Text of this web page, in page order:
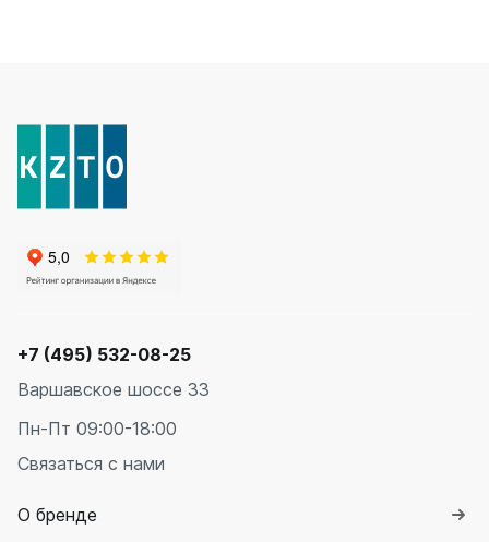
+7 (495) 532-08-25
Варшавское шоссе 33
Пн-Пт 09:00-18:00
Связаться с нами
О бренде